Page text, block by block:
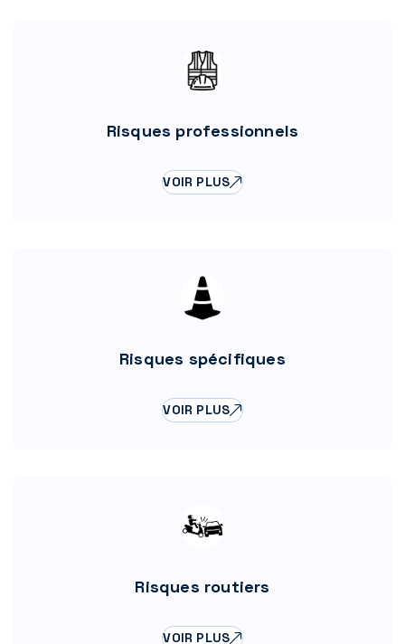
Risques professionnels
VOIR PLUS
Risques spécifiques
VOIR PLUS
Risques routiers
VOIR PLUS